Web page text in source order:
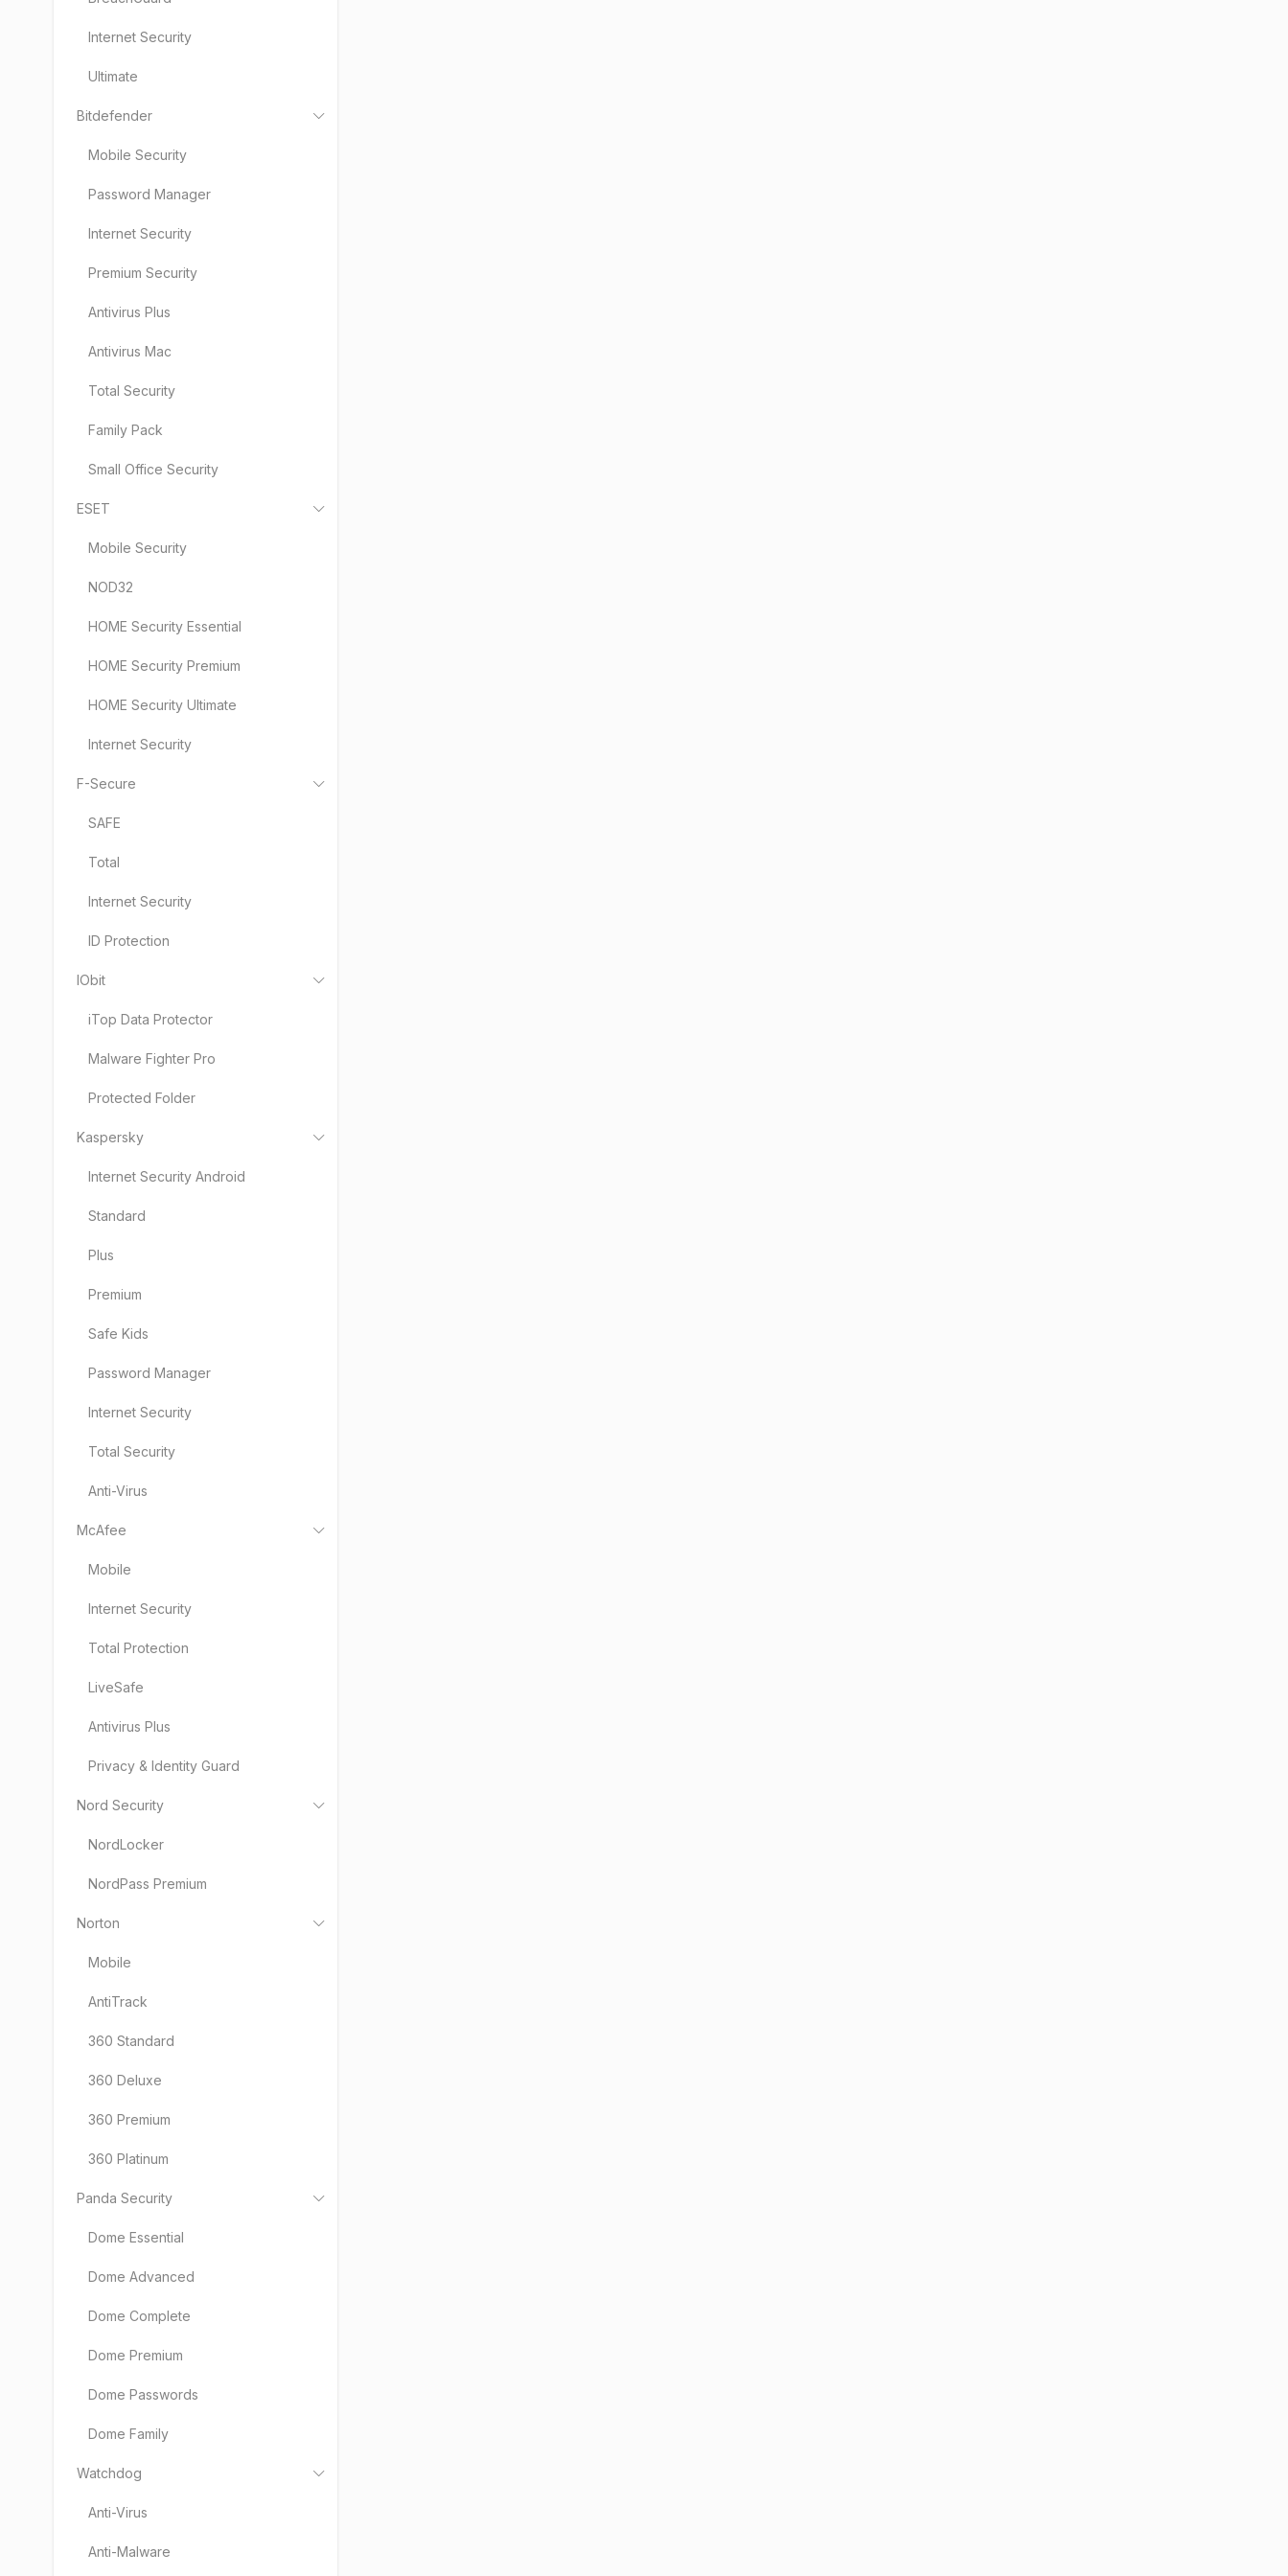
Internet Security
Ultimate
Bitdefender
Mobile Security
Password Manager
Internet Security
Premium Security
Antivirus Plus
Antivirus Mac
Total Security
Family Pack
Small Office Security
ESET
Mobile Security
NOD32
HOME Security Essential
HOME Security Premium
HOME Security Ultimate
Internet Security
F-Secure
SAFE
Total
Internet Security
ID Protection
IObit
iTop Data Protector
Malware Fighter Pro
Protected Folder
Kaspersky
Internet Security Android
Standard
Plus
Premium
Safe Kids
Password Manager
Internet Security
Total Security
Anti-Virus
McAfee
Mobile
Internet Security
Total Protection
LiveSafe
Antivirus Plus
Privacy & Identity Guard
Nord Security
NordLocker
NordPass Premium
Norton
Mobile
AntiTrack
360 Standard
360 Deluxe
360 Premium
360 Platinum
Panda Security
Dome Essential
Dome Advanced
Dome Complete
Dome Premium
Dome Passwords
Dome Family
Watchdog
Anti-Virus
Anti-Malware